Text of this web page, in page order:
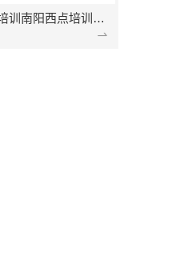
南阳蛋糕培训南阳西点培训南阳烘焙培训一次收费